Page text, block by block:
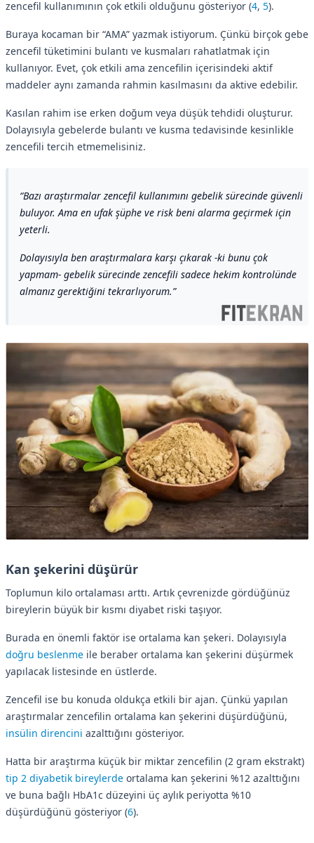
zencefil kullanımının çok etkili olduğunu gösteriyor (4, 5).
Buraya kocaman bir “AMA” yazmak istiyorum. Çünkü birçok gebe
zencefil tüketimini bulantı ve kusmaları rahatlatmak için
kullanıyor. Evet, çok etkili ama zencefilin içerisindeki aktif
maddeler aynı zamanda rahmin kasılmasını da aktive edebilir.
Kasılan rahim ise erken doğum veya düşük tehdidi oluşturur.
Dolayısıyla gebelerde bulantı ve kusma tedavisinde kesinlikle
zencefili tercih etmemelisiniz.
Bazı araştırmalar zencefil kullanımını gebelik sürecinde güvenli
buluyor. Ama en ufak şüphe ve risk beni alarma geçirmek için
yeterli.
Dolayısıyla ben araştırmalara karşı çıkarak -ki bunu çok
yapmam- gebelik sürecinde zencefili sadece hekim kontrolünde
almanız gerektiğini tekrarlıyorum.
Kan şekerini düşürür
Toplumun kilo ortalaması arttı. Artık çevrenizde gördüğünüz
bireylerin büyük bir kısmı diyabet riski taşıyor.
Burada en önemli faktör ise ortalama kan şekeri. Dolayısıyla
doğru beslenme ile beraber ortalama kan şekerini düşürmek
yapılacak listesinde en üstlerde.
Zencefil ise bu konuda oldukça etkili bir ajan. Çünkü yapılan
araştırmalar zencefilin ortalama kan şekerini düşürdüğünü,
insülin direncini azalttığını gösteriyor.
Hatta bir araştırma küçük bir miktar zencefilin (2 gram ekstrakt)
tip 2 diyabetik bireylerde ortalama kan şekerini %12 azalttığını
ve buna bağlı HbA1c düzeyini üç aylık periyotta %10
düşürdüğünü gösteriyor (6).